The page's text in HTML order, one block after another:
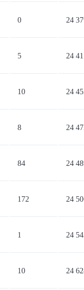
0 24
5 24
10 24
8 24
84 24
172 24
1 24
10 24